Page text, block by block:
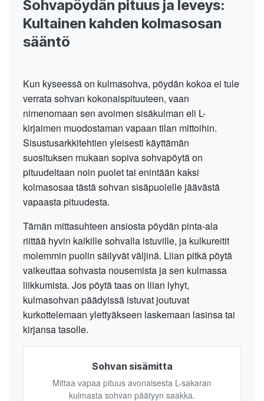
Sohvapöydän pituus ja leveys:
Kultainen kahden kolmasosan
sääntö
Kun kyseessä on kulmasohva, pöydän kokoa ei tule
verrata sohvan kokonaispituuteen, vaan
nimenomaan sen avoimen sisäkulman eli L-
kirjaimen muodostaman vapaan tilan mittoihin.
Sisustusarkkitehtien yleisesti käyttämän
suosituksen mukaan sopiva sohvapöytä on
pituudeltaan noin puolet tai enintään kaksi
kolmasosaa tästä sohvan sisäpuolelle jäävästä
vapaasta pituudesta.
Tämän mittasuhteen ansiosta pöydän pinta-ala
riittää hyvin kaikille sohvalla istuville, ja kulkureitit
molemmin puolin säilyvät väljinä. Liian pitkä pöytä
vaikeuttaa sohvasta nousemista ja sen kulmassa
liikkumista. Jos pöytä taas on liian lyhyt,
kulmasohvan päädyissä istuvat joutuvat
kurkottelemaan ylettyäkseen laskemaan lasinsa tai
kirjansa tasolle.
Sohvan sisämitta
Mittaa vapaa pituus avonaisesta L-sakaran
kulmasta sohvan päätyyn saakka.